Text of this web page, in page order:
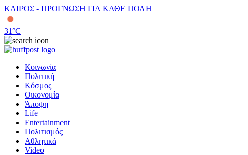
ΚΑΙΡΟΣ - ΠΡΟΓΝΩΣΗ ΓΙΑ ΚΑΘΕ ΠΟΛΗ
31°C
Κοινωνία
Πολιτική
Κόσμος
Οικονομία
Άποψη
Life
Entertainment
Πολιτισμός
Αθλητικά
Video